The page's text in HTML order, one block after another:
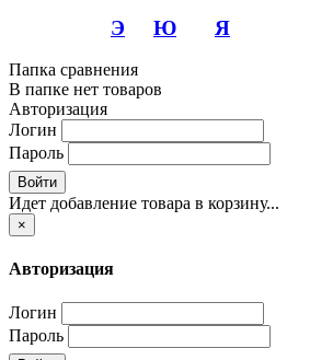
Э Ю Я
Папка сравнения
В папке нет товаров
Авторизация
Логин
Пароль
Войти
Идет добавление товара в корзину...
×
Авторизация
Логин
Пароль